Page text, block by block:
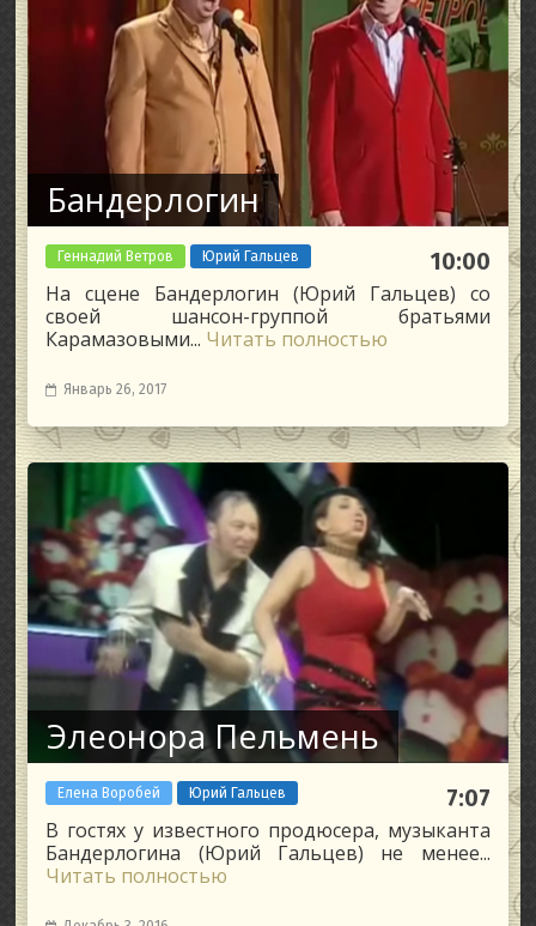
Бандерлогин
Геннадий Ветров Юрий Гальцев 10:00
На сцене Бандерлогин (Юрий Гальцев) со
своей шансон-группой братьями
Карамазовыми... Читать полностью
Январь 26, 2017
Элеонора Пельмень
Елена Воробей Юрий Гальцев 7:07
В гостях у известного продюсера, музыканта
Бандерлогина (Юрий Гальцев) не менее...
Читать полностью